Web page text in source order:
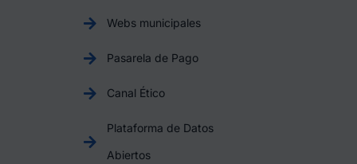
Webs municipales
Pasarela de Pago
Canal Ético
Plataforma de Datos
Abiertos